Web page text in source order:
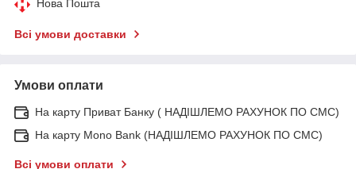
Нова Пошта
Всі умови доставки
Умови оплати
На карту Приват Банку ( НАДІШЛЕМО РАХУНОК ПО СМС)
На карту Mono Bank (НАДІШЛЕМО РАХУНОК ПО СМС)
Всі умови оплати